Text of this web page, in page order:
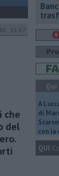
15:57
che
del
Qui
A
di
con la
QUI